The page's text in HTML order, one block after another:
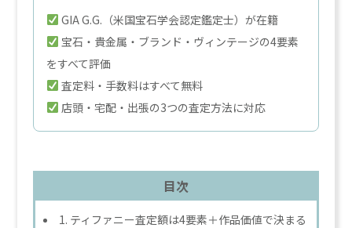
GIA G.G.（米国宝石学会認定鑑定士）が在籍
宝石・貴金属・ブランド・ヴィンテージの4要素
をすべて評価
査定料・手数料はすべて無料
店頭・宅配・出張の3つの査定方法に対応
目次
1. ティファニー査定額は4要素＋作品価値で決まる